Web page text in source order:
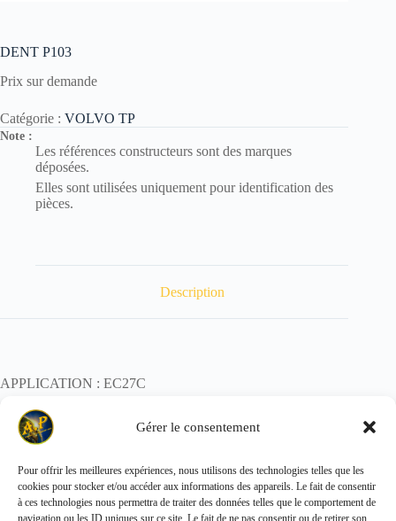
Gérer le consentement
Pour offrir les meilleures expériences, nous utilisons des technologies telles que les
cookies pour stocker et/ou accéder aux informations des appareils. Le fait de consentir
à ces technologies nous permettra de traiter des données telles que le comportement de
navigation ou les ID uniques sur ce site. Le fait de ne pas consentir ou de retirer son
DENT P103
Prix sur demande
Catégorie : VOLVO TP
Note :
Les références constructeurs sont des marques
déposées.
Elles sont utilisées uniquement pour identification des
pièces.
Description
APPLICATION : EC27C
POIDS : 0,45 kg
Copyright © 2026 - ALL PARTS FRANCE SAS